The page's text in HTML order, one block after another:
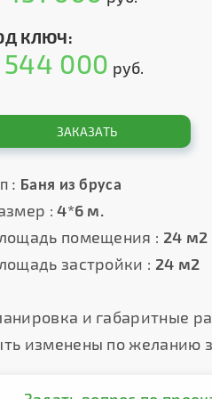
КЛЮЧ:
544 000 руб.
ЗАКАЗАТЬ
: Баня из бруса
: 4*6 м.
помещения : 24 м2
застройки : 24 м2
и габаритные
изменены по желанию